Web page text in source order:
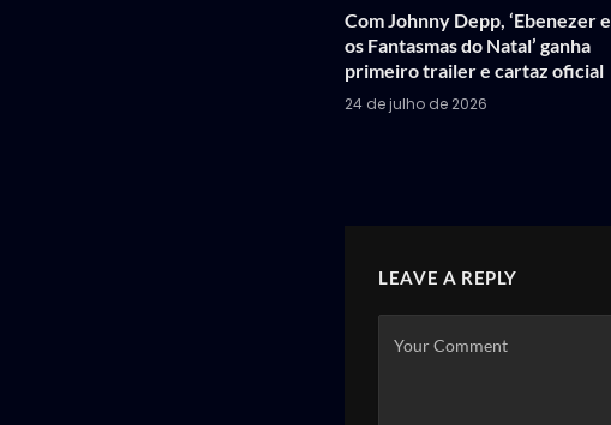
Com Johnny Depp, ‘Ebenezer e
os Fantasmas do Natal’ ganha
primeiro trailer e cartaz oficial
24 de julho de 2026
LEAVE A REPLY